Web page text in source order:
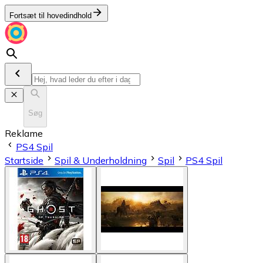
Fortsæt til hovedindhold
Søg
Reklame
PS4 Spil
Startside
Spil & Underholdning Spil PS4 Spil